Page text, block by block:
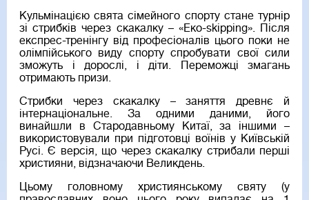
Кульмінацією свята сімейного спорту стане турнір
зі стрибків через скакалку – «Еко-skipping». Після
експрес-тренінгу від професіоналів цього поки не
олімпійського виду спорту спробувати свої сили
зможуть і дорослі, і діти. Переможці змагань
отримають призи.
Стрибки через скакалку – заняття древнє й
інтернаціональне. За одними даними, його
винайшли в Стародавньому Китаї, за іншими –
використовували при підготовці воїнів у Київській
Русі. Є версія, що через скакалку стрибали перші
християни, відзначаючи Великдень.
Цьому головному християнському святу (у